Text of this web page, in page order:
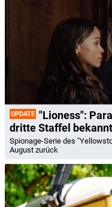
UPDATE "Lioness":
dritte Staffel
Spionage-Serie des
August zurück